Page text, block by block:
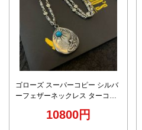
ゴローズ スーパーコピー シルバ
ーフェザーネックレス ターコイ
10800円